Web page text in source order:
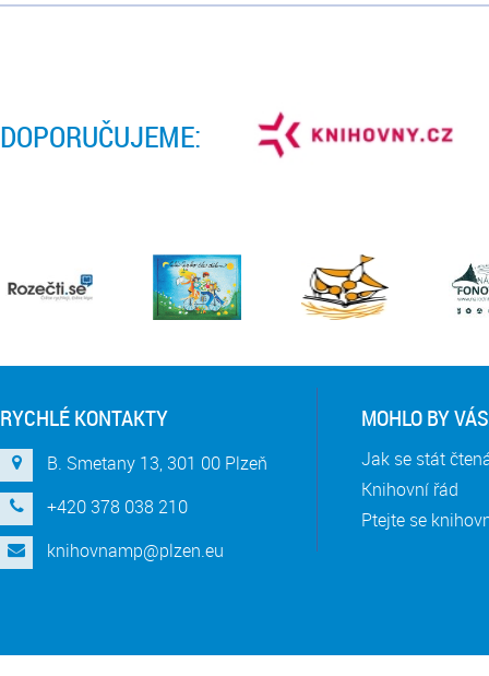
DOPORUČUJEME:
RYCHLÉ KONTAKTY
B. Smetany 13, 301 00 Plzeň
+420 378 038 210
knihovnamp@plzen.eu
MOHLO BY
Jak se stát
Knihovní řád
Ptejte se